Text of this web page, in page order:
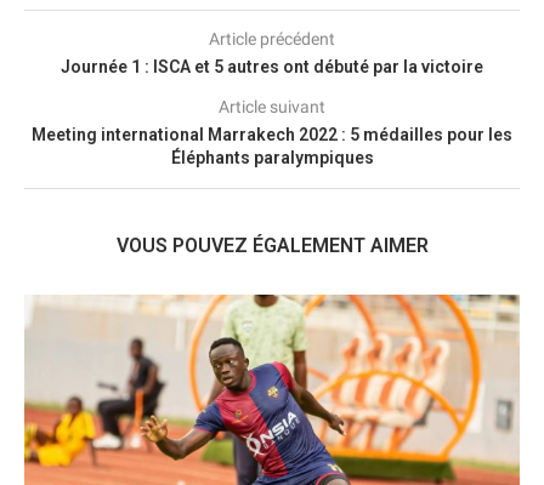
Article précédent
Journée 1 : ISCA et 5 autres ont débuté par la victoire
Article suivant
Meeting international Marrakech 2022 : 5 médailles pour les
Éléphants paralympiques
VOUS POUVEZ ÉGALEMENT AIMER